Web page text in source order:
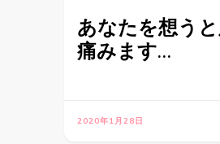
あなたを想う
痛みます…
2020年1月28日